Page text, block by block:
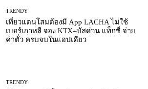
TRENDY
เที่ยวแดนโสมต้องมี App LACHA ไม่ใช้
เบอร์เกาหลี จอง KTX–บัสด่วน แท็กซี่ จ่าย
ค่าตั๋ว ครบจบในแอปเดียว
TRENDY